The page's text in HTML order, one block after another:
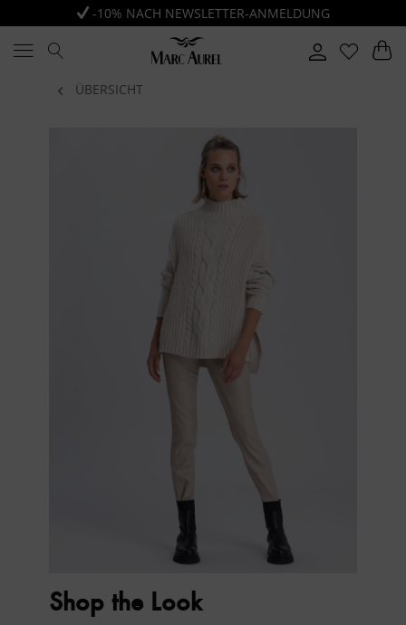
-10% NACH NEWSLETTER-ANMELDUNG
ÜBERSICHT
Shop the Look